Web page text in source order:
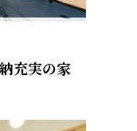
充実の家